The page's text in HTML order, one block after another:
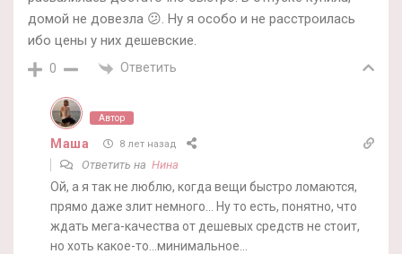
домой не довезла 😕. Ну я особо и не расстроилась
ибо цены у них дешевские.
0 Ответить
Автор
Маша 8 лет назад
Ответить на Нина
Ой, а я так не люблю, когда вещи быстро ломаются,
прямо даже злит немного… Ну то есть, понятно, что
ждать мега-качества от дешевых средств не стоит,
но хоть какое-то…минимальное…